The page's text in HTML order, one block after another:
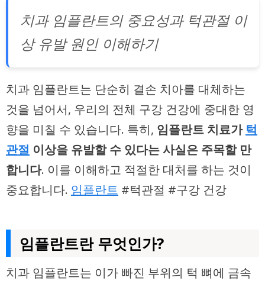
치과 임플란트의 중요성과 턱관절 이
상 유발 원인 이해하기
치과 임플란트는 단순히 결손 치아를 대체하는
것을 넘어서, 우리의 전체 구강 건강에 중대한 영
향을 미칠 수 있습니다. 특히, 임플란트 치료가 턱
관절 이상을 유발할 수 있다는 사실은 주목할 만
합니다. 이를 이해하고 적절한 대처를 하는 것이
중요합니다. 임플란트 #턱관절 #구강 건강
임플란트란 무엇인가?
치과 임플란트는 이가 빠진 부위의 턱 뼈에 금속